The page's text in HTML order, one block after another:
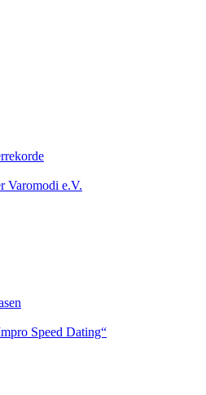
Varomodi e.V.
Speed Dating“